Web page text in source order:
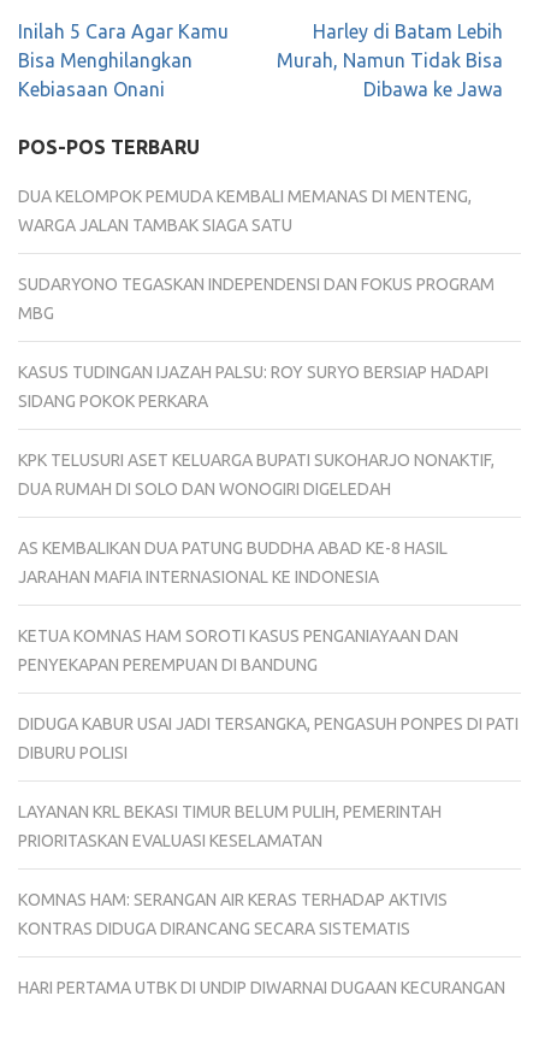
Navigasi
pos
Inilah 5 Cara Agar Kamu
Bisa Menghilangkan
Kebiasaan Onani
Harley di Batam Lebih
Murah, Namun Tidak Bisa
Dibawa ke Jawa
POS-POS TERBARU
DUA KELOMPOK PEMUDA KEMBALI MEMANAS DI MENTENG,
WARGA JALAN TAMBAK SIAGA SATU
SUDARYONO TEGASKAN INDEPENDENSI DAN FOKUS PROGRAM
MBG
KASUS TUDINGAN IJAZAH PALSU: ROY SURYO BERSIAP HADAPI
SIDANG POKOK PERKARA
KPK TELUSURI ASET KELUARGA BUPATI SUKOHARJO NONAKTIF,
DUA RUMAH DI SOLO DAN WONOGIRI DIGELEDAH
AS KEMBALIKAN DUA PATUNG BUDDHA ABAD KE-8 HASIL
JARAHAN MAFIA INTERNASIONAL KE INDONESIA
KETUA KOMNAS HAM SOROTI KASUS PENGANIAYAAN DAN
PENYEKAPAN PEREMPUAN DI BANDUNG
DIDUGA KABUR USAI JADI TERSANGKA, PENGASUH PONPES DI PATI
DIBURU POLISI
LAYANAN KRL BEKASI TIMUR BELUM PULIH, PEMERINTAH
PRIORITASKAN EVALUASI KESELAMATAN
KOMNAS HAM: SERANGAN AIR KERAS TERHADAP AKTIVIS
KONTRAS DIDUGA DIRANCANG SECARA SISTEMATIS
HARI PERTAMA UTBK DI UNDIP DIWARNAI DUGAAN KECURANGAN